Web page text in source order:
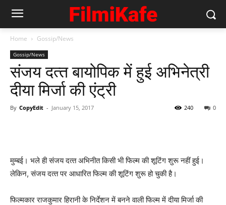
Home Gossip/News
Gossip/News
संजय दत्‍त बायोपिक में हुई अभिनेत्री
दीया मिर्जा की एंट्री
By CopyEdit - January 15, 2017 0
240
मुम्‍बई। भले ही संजय दत्‍त अभिनीत किसी भी फिल्‍म की शूटिंग शुरू नहीं हुई।
लेकिन, संजय दत्‍त पर आधारित फिल्‍म की शूटिंग शुरू हो चुकी है।
फिल्‍मकार राजकुमार हिरानी के निर्देशन में बनने वाली फिल्‍म में दीया मिर्जा की